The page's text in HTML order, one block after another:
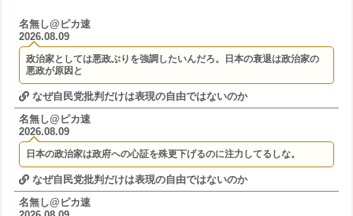
名無し@ピカ速
2026.08.09
政治家としては悪政ぶりを強調したいんだろ。日本の衰退は政治家の
悪政が原因と
なぜ自民党批判だけは表現の自由ではないのか
名無し@ピカ速
2026.08.09
日本の政治家は政府への心証を殊更下げるのに注力してるしな。
なぜ自民党批判だけは表現の自由ではないのか
名無し@ピカ速